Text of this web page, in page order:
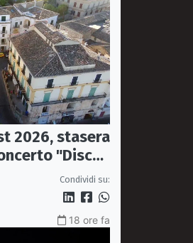
2026, stasera
"Disco,
'80" con
Brutia
Condividi su:
18 ore fa